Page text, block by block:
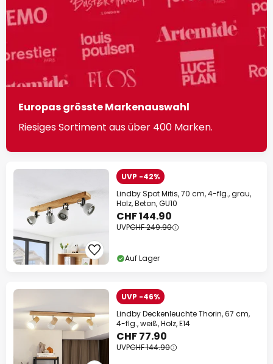
Europas grösste Markenauswahl
Riesiges Sortiment aus über 400 Marken.
UVP -42%
Lindby Spot Mitis, 70 cm, 4-flg., grau,
Holz, Beton, GU10
CHF 144.90
UVPCHF 249.90
Auf Lager
UVP -46%
Lindby Deckenleuchte Thorin, 67 cm,
4-flg., weiß, Holz, E14
CHF 77.90
UVPCHF 144.90